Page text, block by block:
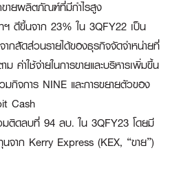
ขายผลิตภัณฑ์ที่มีกำไรสูง
ฯ ดีขึ้นจาก 23% ใน 3QFY22 เป็น
กสัดส่วนรายได้ของธุรกิจจัดจำหน่ายที่
ม ค่าใช้จ่ายในการขายและบริหารเพิ่มขึ้น
กิจการ NINE และการขยายตัวของ
Cash
มติดลบที่ 94 ลบ. ใน 3QFY23 โดยมี
จาก Kerry Express (KEX, “ขาย”)